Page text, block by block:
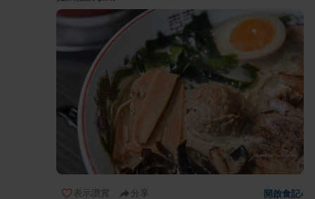
表示讚賞 分享 開啟食記›